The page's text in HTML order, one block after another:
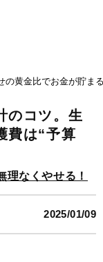
の黄金比でお金が貯ま
のコツ。生
費は“予算
理なくやせる！
2025/01/09